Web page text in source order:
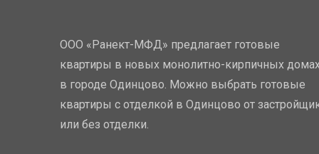
ООО «Ранект-МФД» предлагает готовые
квартиры в новых монолитно-кирпичных
в городе Одинцово. Можно выбрать готовые
квартиры с отделкой в Одинцово от
или без отделки.